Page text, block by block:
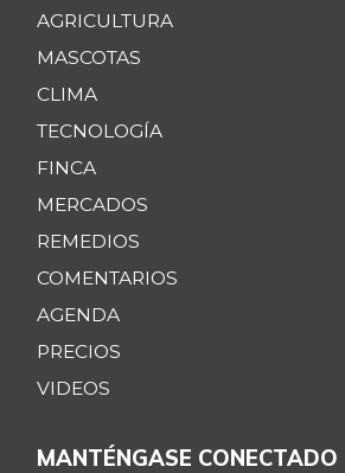
AGRICULTURA
MASCOTAS
CLIMA
TECNOLOGÍA
FINCA
MERCADOS
REMEDIOS
COMENTARIOS
AGENDA
PRECIOS
VIDEOS
MANTÉNGASE CONECTADO